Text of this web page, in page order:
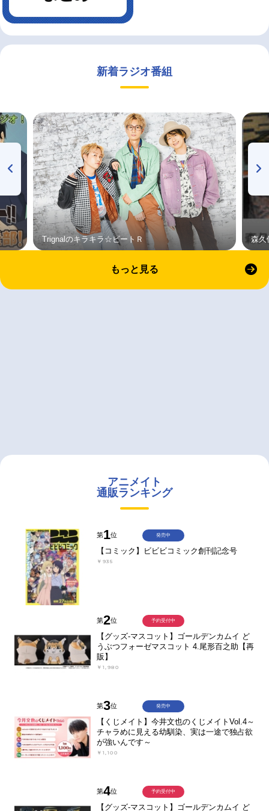
新着ラジオ番組
Trignalのキラキラ☆ビートＲ 森久
もっと見る
アニメイト
通販ランキング
第1位
【コミック】ビビビコミック創刊記念号
￥935
発売中
第2位
【グッズ-マスコット】ゴールデンカムイ ど
うぶつフォーゼマスコット 4.尾形百之助【再
販】
￥1,980
予約受付中
第3位
【くじメイト】今井文也のくじメイトVol.4～
チャラめに見える幼馴染、実は一途で独占欲
が強いんです～
￥1,100
発売中
第4位
【グッズ-マスコット】ゴールデンカムイ ど
予約受付中